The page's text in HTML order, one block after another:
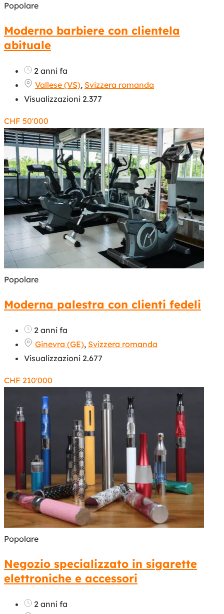
Popolare
Moderno barbiere con clientela
abituale
2 anni fa
Vallese (VS), Svizzera romanda
Visualizzazioni 2.377
CHF 50'000
Popolare
Moderna palestra con clienti fedeli
2 anni fa
Ginevra (GE), Svizzera romanda
Visualizzazioni 2.677
CHF 210'000
Popolare
Negozio specializzato in sigarette
elettroniche e accessori
2 anni fa